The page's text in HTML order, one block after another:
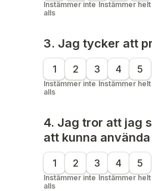
Instämmer inte
alls
Instämmer helt
3. Jag tycker att
1 2 3 4 5
Instämmer inte
alls
Instämmer helt
4. Jag tror att jag
att kunna
1 2 3 4 5
Instämmer inte
alls
Instämmer helt